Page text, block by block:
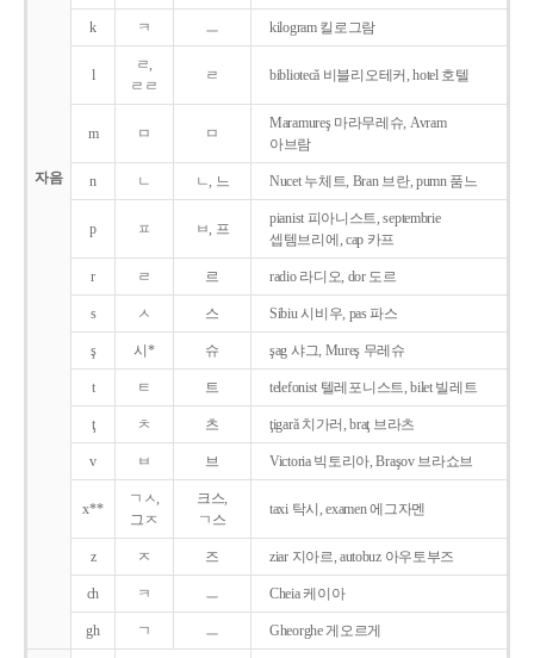
자음
k ㅋ ㅡ kilogram 킬로그람
l
ㄹ,
ㄹㄹ
ㄹ bibliotecǎ 비블리오테커, hotel 호텔
m ㅁ ㅁ
Maramureş 마라무레슈, Avram
아브람
n ㄴ ㄴ, 느 Nucet 누체트, Bran 브란, pumn 품느
p ㅍ ㅂ, 프
pianist 피아니스트, septembrie
셉템브리에, cap 카프
r ㄹ 르 radio 라디오, dor 도르
s ㅅ 스 Sibiu 시비우, pas 파스
ş 시* 슈 şag 샤그, Mureş 무레슈
t ㅌ 트 telefonist 텔레포니스트, bilet 빌레트
ţ ㅊ 츠 ţigarǎ 치가러, braţ 브라츠
v ㅂ 브 Victoria 빅토리아, Braşov 브라쇼브
x**
ㄱㅅ,
그ㅈ
크스,
ㄱ스
taxi 탁시, examen 에그자멘
z ㅈ 즈 ziar 지아르, autobuz 아우토부즈
ch ㅋ ㅡ Cheia 케이아
gh ㄱ ㅡ Gheorghe 게오르게